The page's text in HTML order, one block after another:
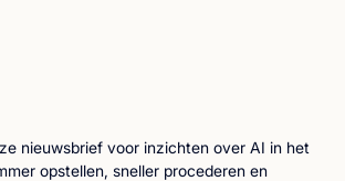
nieuwsbrief voor inzichten over AI in het
opstellen, sneller procederen en